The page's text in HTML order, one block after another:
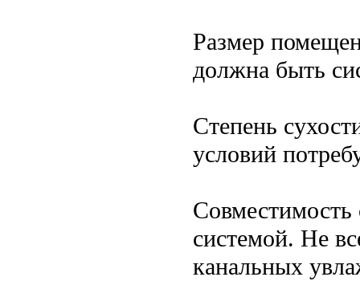
Размер
должна быть
Степень
условий
системой. Не
канальных